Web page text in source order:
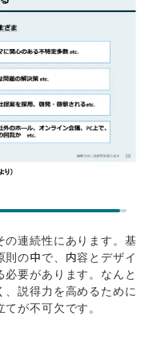
連続性にあります。基
の中で、内容とデザイ
要があります。なんと
説得力を高めるために
が不可欠です。